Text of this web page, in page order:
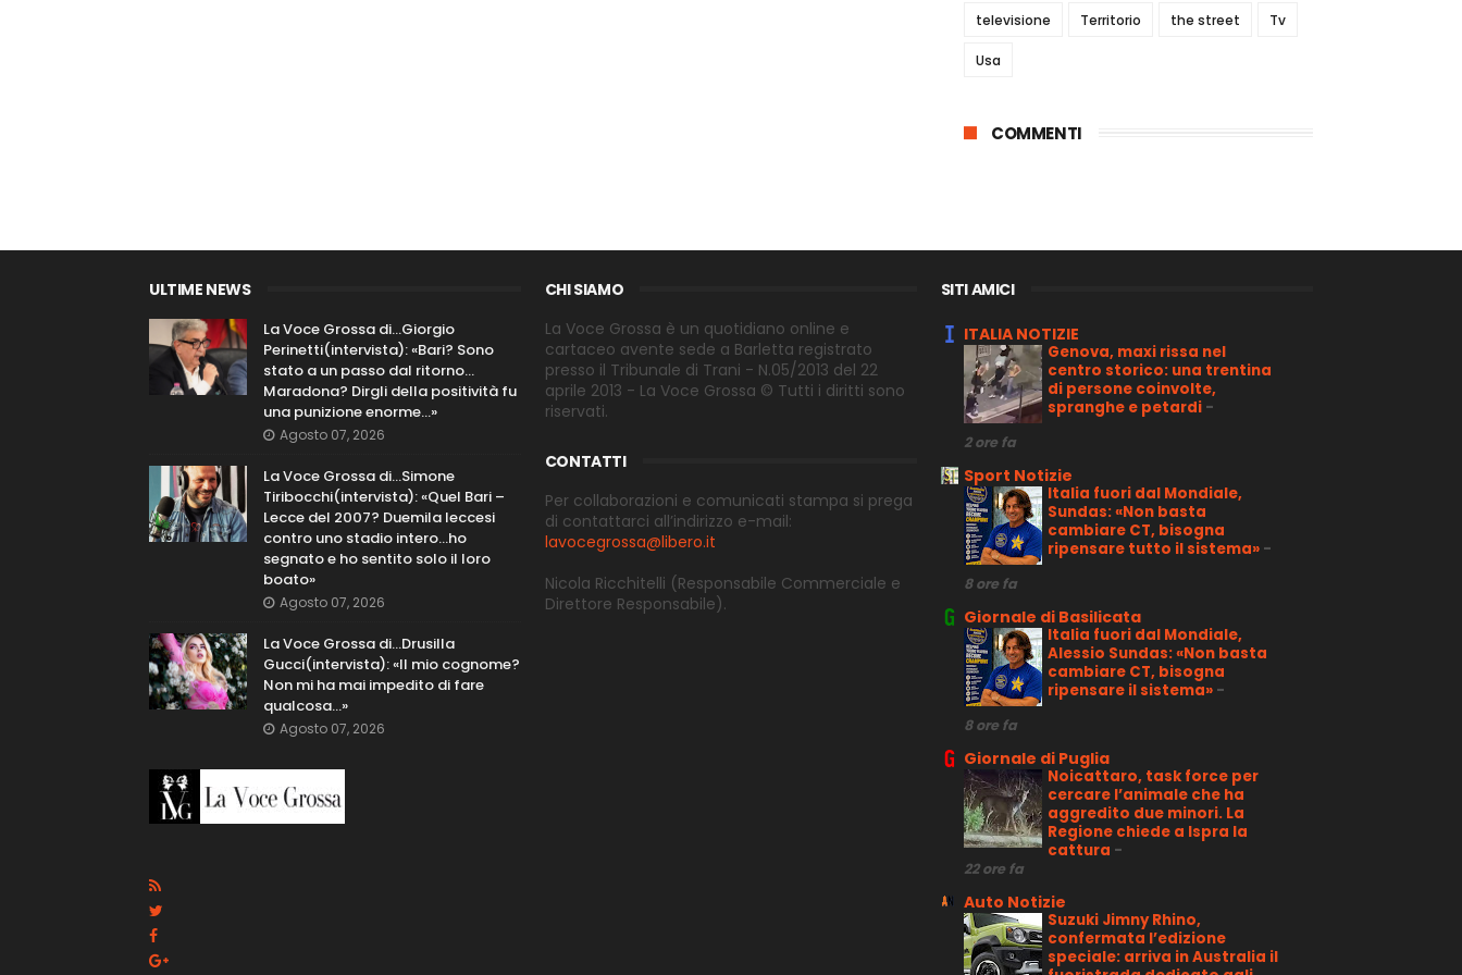
televisione Territorio the street Tv
Usa
COMMENTI
ULTIME NEWS
La Voce Grossa di…Giorgio
Perinetti(intervista): «Bari? Sono
stato a un passo dal ritorno...
Maradona? Dirgli della positività fu
una punizione enorme…»
Agosto 07, 2026
La Voce Grossa di…Simone
Tiribocchi(intervista): «Quel Bari –
Lecce del 2007? Duemila leccesi
contro uno stadio intero...ho
segnato e ho sentito solo il loro
boato»
Agosto 07, 2026
La Voce Grossa di…Drusilla
Gucci(intervista): «Il mio cognome?
Non mi ha mai impedito di fare
qualcosa…»
Agosto 07, 2026
CHI SIAMO
La Voce Grossa è un quotidiano online e
cartaceo avente sede a Barletta registrato
presso il Tribunale di Trani - N.05/2013 del 22
aprile 2013 - La Voce Grossa © Tutti i diritti sono
riservati.
CONTATTI
Per collaborazioni e comunicati stampa si prega
di contattarci all’indirizzo e-mail:
lavocegrossa@libero.it
Nicola Ricchitelli (Responsabile Commerciale e
Direttore Responsabile).
SITI AMICI
ITALIA NOTIZIE
Genova, maxi rissa nel
centro storico: una trentina
di persone coinvolte,
spranghe e petardi -
2 ore fa
Sport Notizie
Italia fuori dal Mondiale,
Sundas: «Non basta
cambiare CT, bisogna
ripensare tutto il sistema» -
8 ore fa
Giornale di Basilicata
Italia fuori dal Mondiale,
Alessio Sundas: «Non basta
cambiare CT, bisogna
ripensare il sistema» -
8 ore fa
Giornale di Puglia
Noicattaro, task force per
cercare l’animale che ha
aggredito due minori. La
Regione chiede a Ispra la
cattura -
22 ore fa
Auto Notizie
Suzuki Jimny Rhino,
confermata l’edizione
speciale: arriva in Australia il